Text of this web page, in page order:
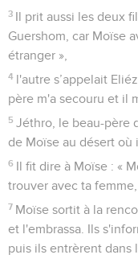
3 Il prit aussi les deux
Guershom, car Moïse
étranger »,
4 l'autre s’appelait
père m'a secouru et il
5 Jéthro, le beau-père
de Moïse au désert où
6 Il fit dire à Moïse : «
trouver avec ta
7 Moïse sortit à la
et l'embrassa. Ils
puis ils entrèrent dans